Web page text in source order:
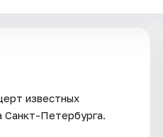
известных
Санкт-Петербурга.